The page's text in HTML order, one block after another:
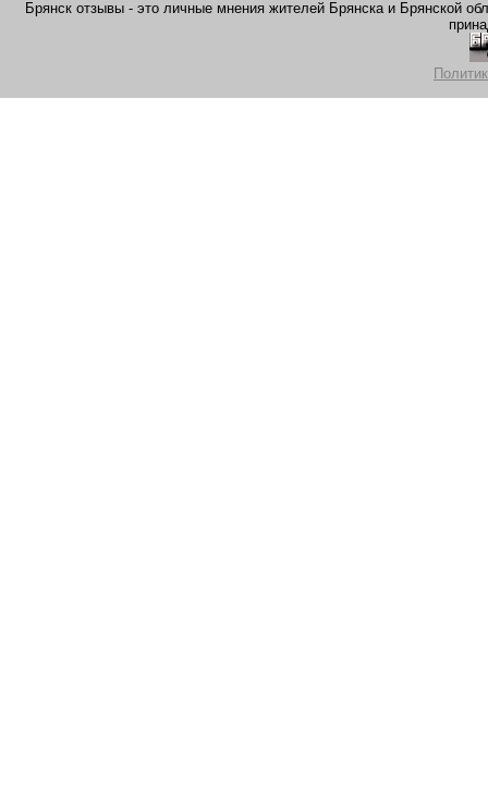
Брянск отзывы - это личные мнения жителей Брянска и Брянской